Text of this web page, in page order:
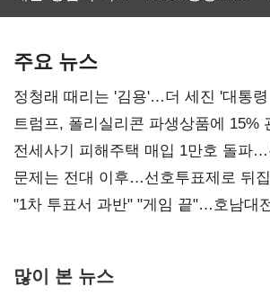
주요 뉴스
정청래 때리는 '김용'…더 세진 '대통령
트럼프, 폴리실리콘 파생상품에 15%
재건"
전세사기 피해주택 매입 1만호 돌파
4만278명
문제는 전대 이후…선호투표제로 뒤
불복'
"1차 투표서 과반" "게임 끝"…호남대
많이 본 뉴스